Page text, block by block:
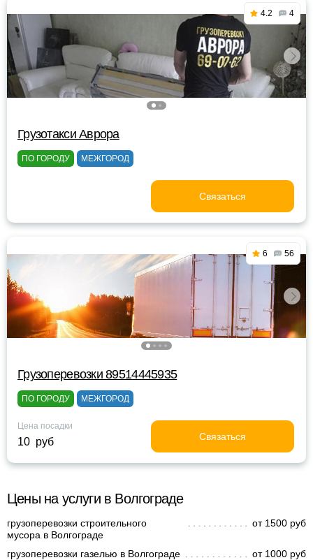
4.2 4
Грузотакси Аврора
ПО ГОРОДУ МЕЖГОРОД
Связаться
6 56
Грузоперевозки 89514445935
ПО ГОРОДУ МЕЖГОРОД
Цена посадки
10 руб Связаться
Цены на услуги в Волгограде
грузоперевозки строительного
мусора в Волгограде
от 1500 руб
грузоперевозки газелью в Волгограде
от 1000 руб